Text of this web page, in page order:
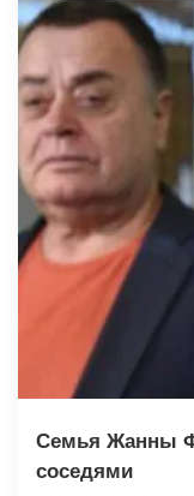
Семья Жанны
соседями